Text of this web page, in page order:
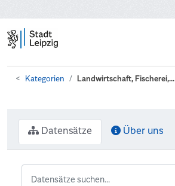
Kategorien Landwirtschaft, Fischerei,...
Datensätze Über uns